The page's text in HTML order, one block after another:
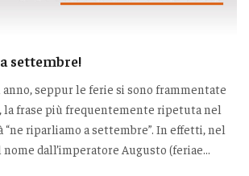
settembre!
seppur le ferie si sono frammentate
la frase più frequentemente ripetuta nel
“ne riparliamo a settembre”. In effetti, nel
dall’imperatore Augusto (feriae...